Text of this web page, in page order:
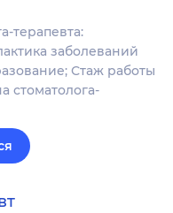
терапевта:
заболеваний
Стаж работы
стоматолога-